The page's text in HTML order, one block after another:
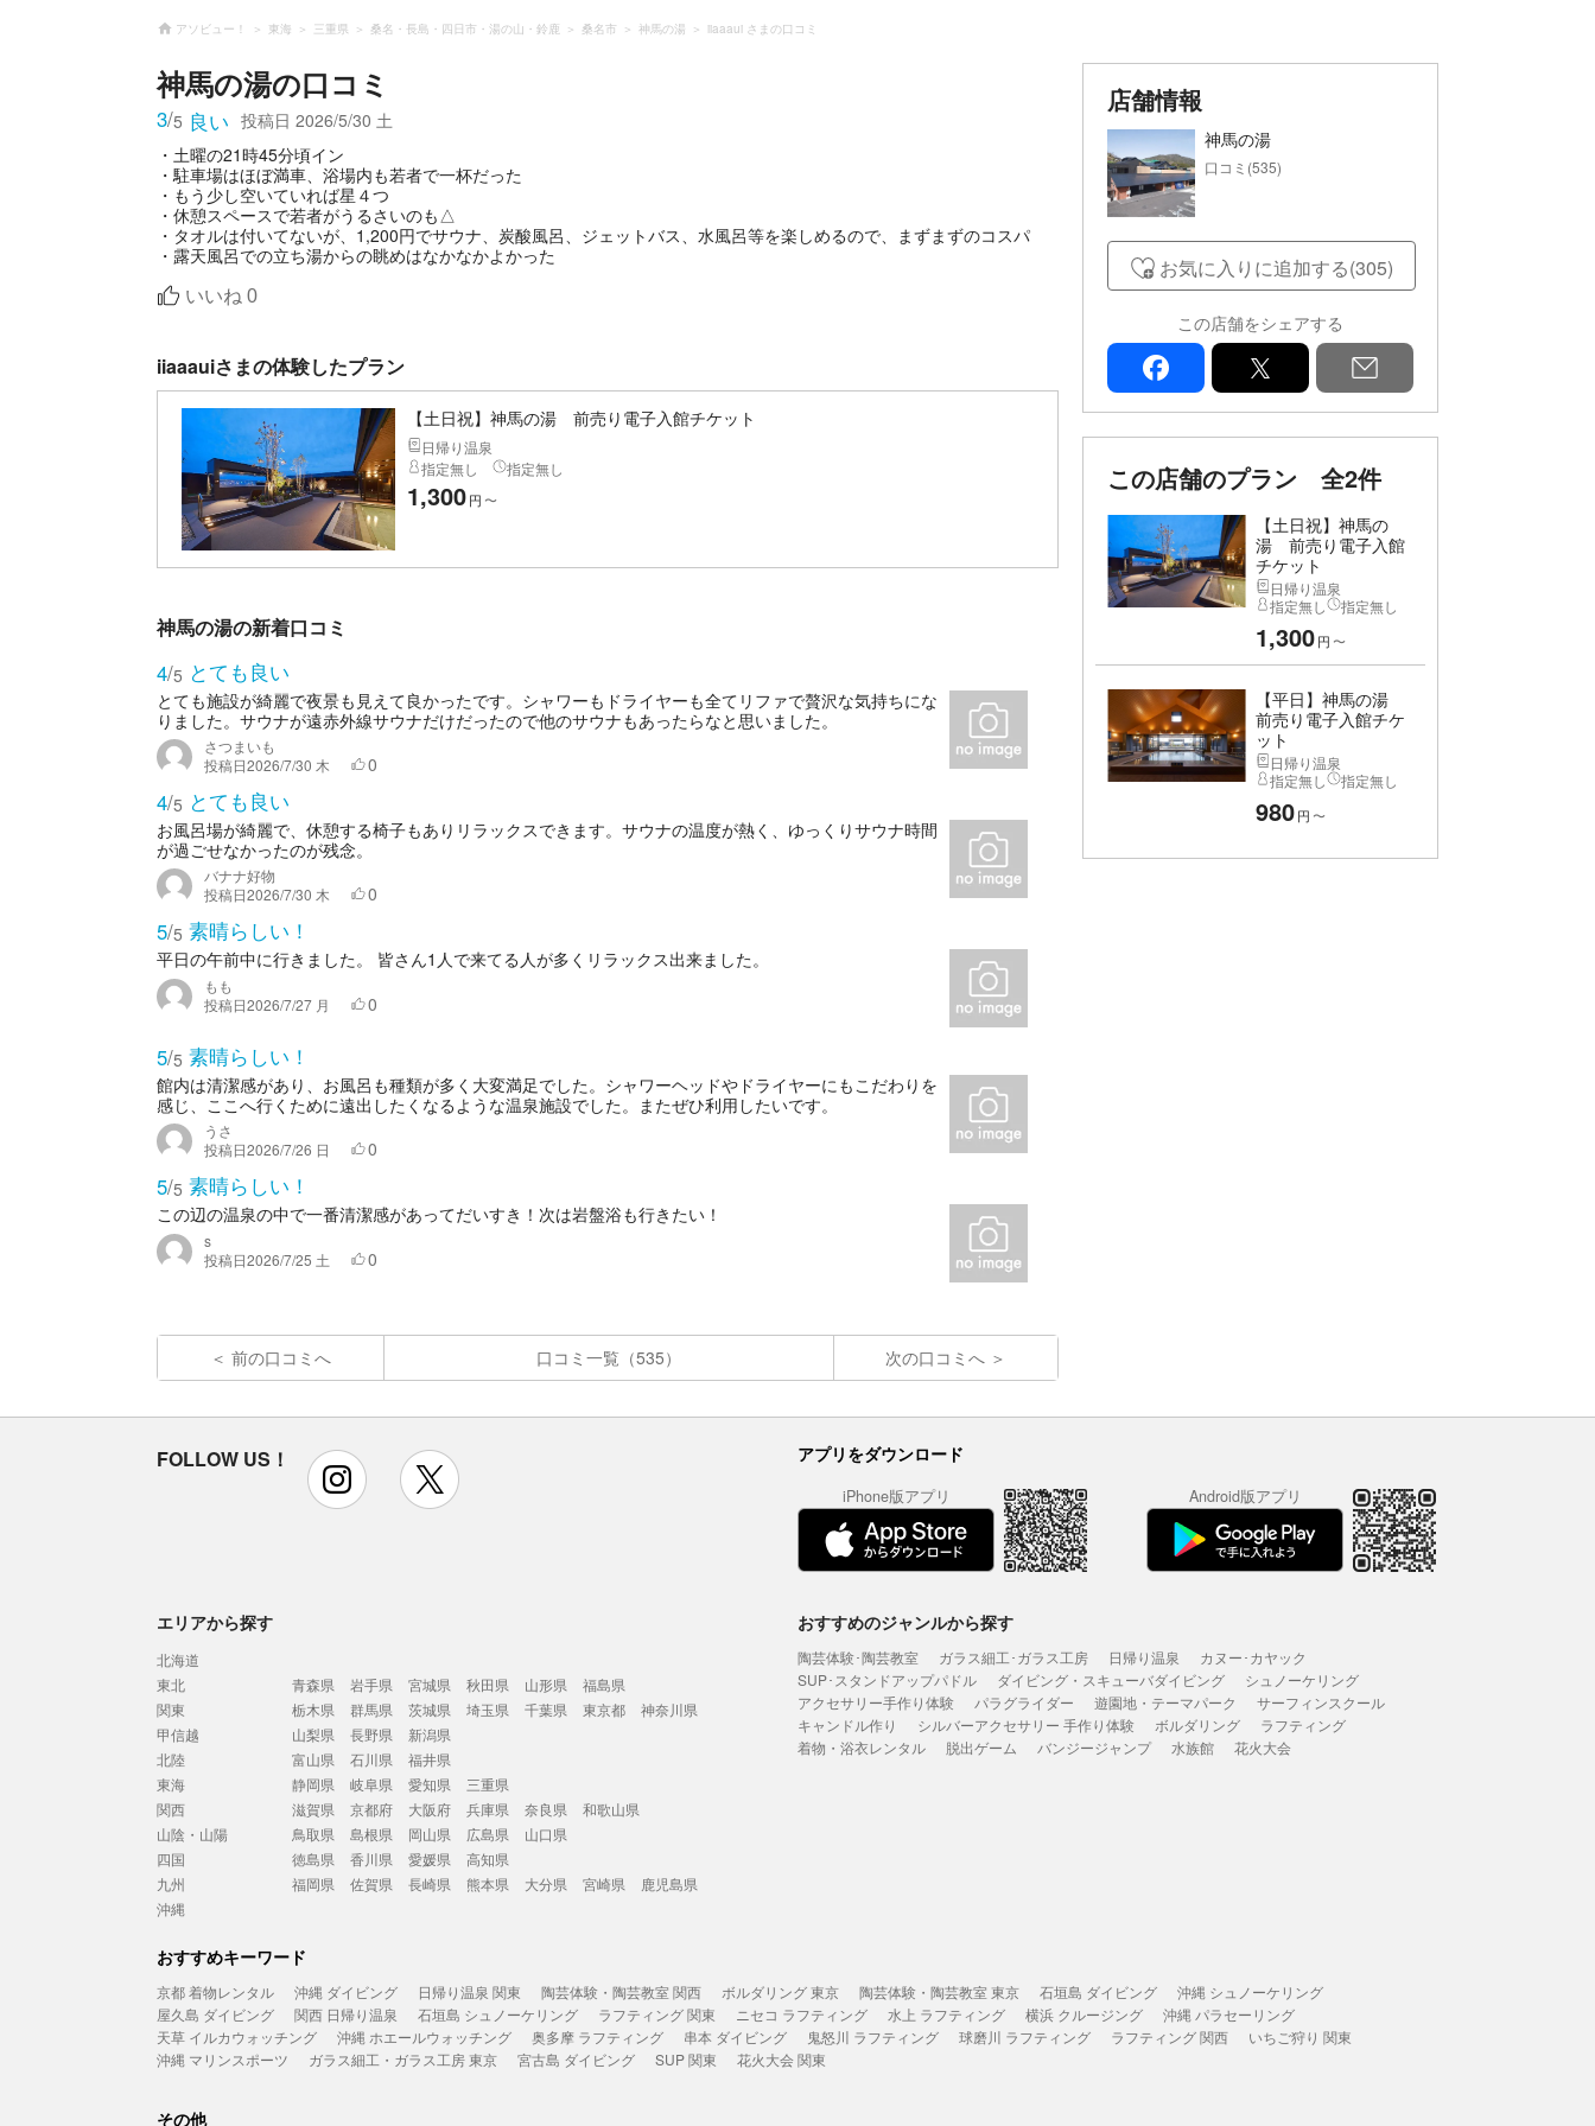
アソビュー！ 東海 三重県 桑名・長島・四日市・湯の山・鈴鹿 桑名市 神馬の湯 iiaaaui さまの口コミ
神馬の湯の口コミ
3/5 良い 投稿日 2026/5/30 土
・土曜の21時45分頃イン
・駐車場はほぼ満車、浴場内も若者で一杯だった
・もう少し空いていれば星４つ
・休憩スペースで若者がうるさいのも△
・タオルは付いてないが、1,200円でサウナ、炭酸風呂、ジェットバス、水風呂等を楽しめるので、まずまずのコスパ
・露天風呂での立ち湯からの眺めはなかなかよかった
いいね 0
iiaaauiさまの体験したプラン
【土日祝】神馬の湯 前売り電子入館チケット
日帰り温泉
指定無し
指定無し
1,300円 〜
神馬の湯の新着口コミ
4/5 とても良い
とても施設が綺麗で夜景も見えて良かったです。シャワーもドライヤーも全てリファで贅沢な気持ちにな
りました。サウナが遠赤外線サウナだけだったので他のサウナもあったらなと思いました。
さつまいも
投稿日2026/7/30 木 0
4/5 とても良い
お風呂場が綺麗で、休憩する椅子もありリラックスできます。サウナの温度が熱く、ゆっくりサウナ時間
が過ごせなかったのが残念。
バナナ好物
投稿日2026/7/30 木 0
5/5 素晴らしい！
平日の午前中に行きました。 皆さん1人で来てる人が多くリラックス出来ました。
もも
投稿日2026/7/27 月 0
5/5 素晴らしい！
館内は清潔感があり、お風呂も種類が多く大変満足でした。シャワーヘッドやドライヤーにもこだわりを
感じ、ここへ行くために遠出したくなるような温泉施設でした。またぜひ利用したいです。
うさ
投稿日2026/7/26 日 0
5/5 素晴らしい！
この辺の温泉の中で一番清潔感があってだいすき！次は岩盤浴も行きたい！
s
投稿日2026/7/25 土 0
前の口コミへ 口コミ一覧（535） 次の口コミへ
店舗情報
神馬の湯
口コミ(535)
お気に入りに追加する(305)
この店舗をシェアする
facebook
この店舗のプラン 全2件
【土日祝】神馬の
湯 前売り電子入館
チケット
日帰り温泉
指定無し
指定無し
1,300円 〜
【平日】神馬の湯
前売り電子入館チケ
ット
日帰り温泉
指定無し
指定無し
980円 〜
FOLLOW US！ instagram アプリをダウンロード
iPhone版アプリ Android版アプリ
エリアから探す
北海道
東北
青森県 岩手県 宮城県 秋田県 山形県
福島県
関東
栃木県 群馬県 茨城県 埼玉県 千葉県 東京都
神奈川県
甲信越
山梨県 長野県
新潟県
北陸
富山県 石川県
福井県
東海
静岡県 岐阜県 愛知県
三重県
関西
滋賀県 京都府 大阪府 兵庫県 奈良県
和歌山県
山陰・山陽
鳥取県 島根県 岡山県 広島県
山口県
四国
徳島県 香川県 愛媛県
高知県
九州
福岡県 佐賀県 長崎県 熊本県 大分県 宮崎県
鹿児島県
沖縄
おすすめのジャンルから探す
陶芸体験･陶芸教室 ガラス細工･ガラス工房 日帰り温泉
カヌー･カヤック
SUP･スタンドアップパドル
ダイビング・スキューバダイビング
シュノーケリング
アクセサリー手作り体験
パラグライダー 遊園地・テーマパーク
サーフィンスクール
キャンドル作り
シルバーアクセサリー 手作り体験 ボルダリング
ラフティング
着物・浴衣レンタル
脱出ゲーム バンジージャンプ 水族館 花火大会
おすすめキーワード
京都 着物レンタル 沖縄 ダイビング 日帰り温泉 関東 陶芸体験・陶芸教室 関西 ボルダリング 東京 陶芸体験・陶芸教室 東京 石垣島 ダイビング
沖縄 シュノーケリング
屋久島 ダイビング
関西 日帰り温泉 石垣島 シュノーケリング ラフティング 関東 ニセコ ラフティング 水上 ラフティング 横浜 クルージング
沖縄 パラセーリング
天草 イルカウォッチング
沖縄 ホエールウォッチング 奥多摩 ラフティング 串本 ダイビング 鬼怒川 ラフティング 球磨川 ラフティング ラフティング 関西
いちご狩り 関東
沖縄 マリンスポーツ
ガラス細工・ガラス工房 東京 宮古島 ダイビング SUP 関東 花火大会 関東
その他